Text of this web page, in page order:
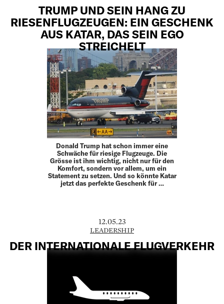
TRUMP UND SEIN HANG ZU
RIESENFLUGZEUGEN: EIN GESCHENK
AUS KATAR, DAS SEIN EGO
STREICHELT
Donald Trump hat schon immer eine
Schwäche für riesige Flugzeuge. Die
Grösse ist ihm wichtig, nicht nur für den
Komfort, sondern vor allem, um ein
Statement zu setzen. Und so könnte Katar
jetzt das perfekte Geschenk für …
12.05.23
LEADERSHIP
DER INTERNATIONALE FLUGVERKEHR